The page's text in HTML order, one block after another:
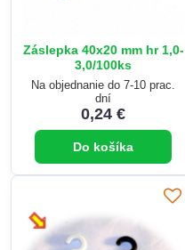
Záslepka 40x20 mm hr 1,0-
3,0/100ks
Na objednanie do 7-10 prac.
dní
0,24 €
Do košíka